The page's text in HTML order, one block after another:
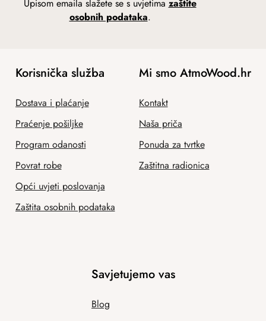
Upisom emaila slažete se s uvjetima zaštite
osobnih podataka.
Korisnička služba
Dostava i plaćanje
Praćenje pošiljke
Program odanosti
Povrat robe
Opći uvjeti poslovanja
Zaštita osobnih podataka
Mi smo AtmoWood.hr
Kontakt
Naša priča
Ponuda za tvrtke
Zaštitna radionica
Savjetujemo vas
Blog